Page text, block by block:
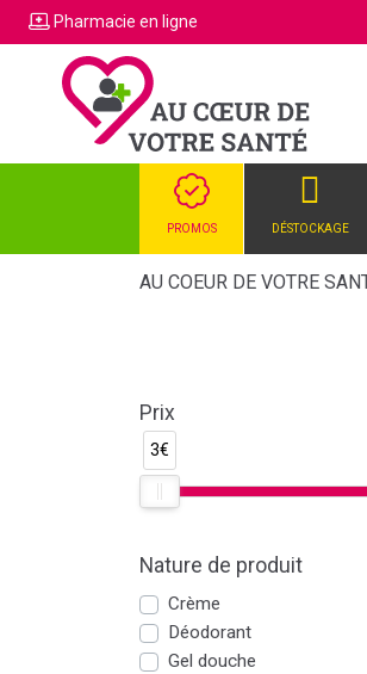
Pharmacie en ligne
PROMOS DÉSTOCKAGE
AU COEUR DE VOTRE
Prix
3€
Nature de produit
Crème
Déodorant
Gel douche